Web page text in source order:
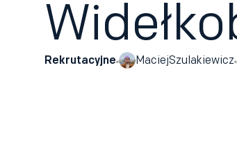
Rekrutacyjne MaciejSzulakiewicz